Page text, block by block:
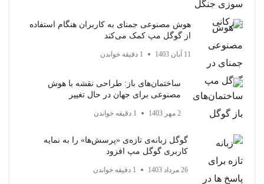
هوش مصنوعی جمنای به کاربران هنگام استفاده
از گوگل مپ کمک می‌کند
11 آبان 1403 1 دقیقه خواندن
ساختمان‌های باز: طراحی نقشه با هوش
مصنوعی برای جهان در حال تغییر
2 مهر 1403 1 دقیقه خواندن
گوگل زبانه‌ی تازه‌ی «پرسش‌ها» را به نمایه
کاربری گوگل مپ افزود
26 مرداد 1403 1 دقیقه خواندن